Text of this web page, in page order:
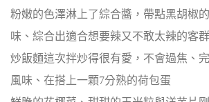
粉嫩的色澤淋上了綜合醬，帶點黑胡椒
味、綜合出適合想要辣又不敢太辣的客群
炒飯麵這次拌炒得很有愛，不會過焦、
風味、在搭上一顆7分熟的荷包蛋